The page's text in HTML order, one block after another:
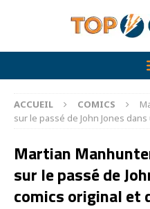
ACCUEIL COMICS
sur le passé de John Jones
Martian
sur le passé de
comics original